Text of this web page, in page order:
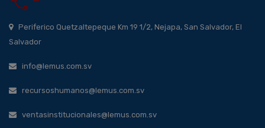
Periferico Quetzaltepeque Km 19 1/2, Nejapa, San Salvador, El
Salvador
info@lemus.com.sv
recursoshumanos@lemus.com.sv
ventasinstitucionales@lemus.com.sv